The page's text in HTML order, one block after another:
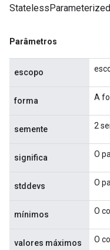
Parâmetros
escopo
forma A
semente 2
significa O
stddevs O
mínimos O
valores máximos O